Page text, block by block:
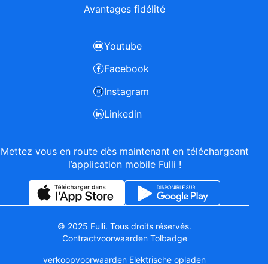
Mettez vous en route dès maintenant en téléchargeant
l’application mobile Fulli !
Avantages fidélité
Youtube
Facebook
Instagram
Linkedin
© 2025 Fulli. Tous droits réservés.
Contractvoorwaarden Tolbadge
verkoopvoorwaarden Elektrische opladen